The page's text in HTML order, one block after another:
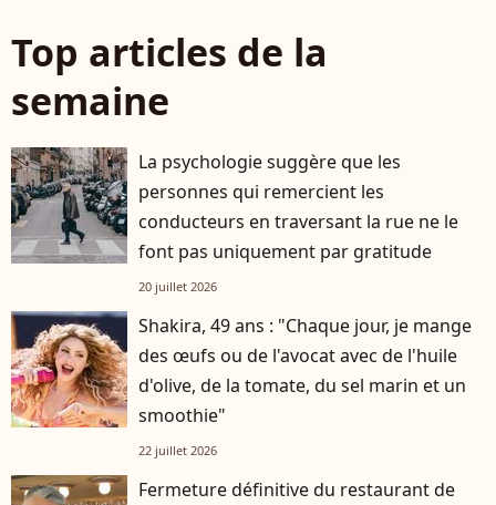
Top articles de la
semaine
La psychologie suggère que les
personnes qui remercient les
conducteurs en traversant la rue ne le
font pas uniquement par gratitude
20 juillet 2026
Shakira, 49 ans : "Chaque jour, je mange
des œufs ou de l'avocat avec de l'huile
d'olive, de la tomate, du sel marin et un
smoothie"
22 juillet 2026
Fermeture définitive du restaurant de